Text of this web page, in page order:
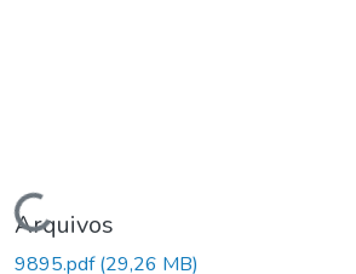
Carregando...
Arquivos
9895.pdf(29,26 MB)